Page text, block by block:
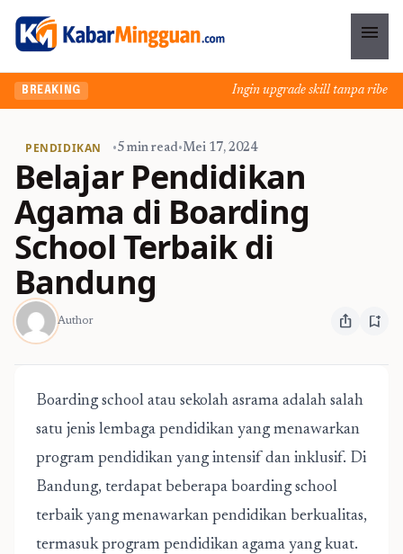
menu
BREAKING Ingin upgrade skill tanpa ribet?
PENDIDIKAN •5 min read•Mei 17, 2024
Belajar Pendidikan
Agama di Boarding
School Terbaik di
Bandung
Author ios_share bookmark_add
Boarding school atau sekolah asrama adalah salah
satu jenis lembaga pendidikan yang menawarkan
program pendidikan yang intensif dan inklusif. Di
Bandung, terdapat beberapa boarding school
terbaikyang menawarkan pendidikan berkualitas,
termasuk program pendidikan agama yang kuat.